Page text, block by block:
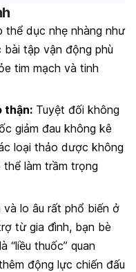
thể dục nhẹ nhàng như
tập vận động phù
tim mạch và tinh
thận: Tuyệt đối không
giảm đau không kê
loại thảo dược không
làm trầm trọng
và lo âu rất phổ biến ở
từ gia đình, bạn bè
“liều thuốc” quan
động lực chiến đấu